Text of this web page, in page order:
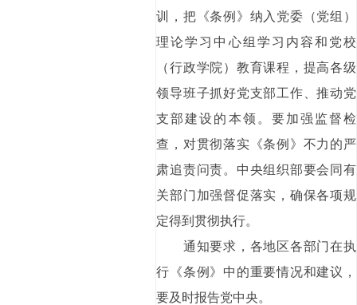
训，把《条例》纳入党委（党组）
理论学习中心组学习内容和党校
（行政学院）教育课程，提高各级
领导班子抓好党支部工作、推动党
支部建设的本领。要加强监督检
查，对贯彻落实《条例》不力的严
肃追责问责。中央组织部要会同有
关部门加强督促落实，确保各项规
定得到贯彻执行。
通知要求，各地区各部门在执
行《条例》中的重要情况和建议，
要及时报告党中央。